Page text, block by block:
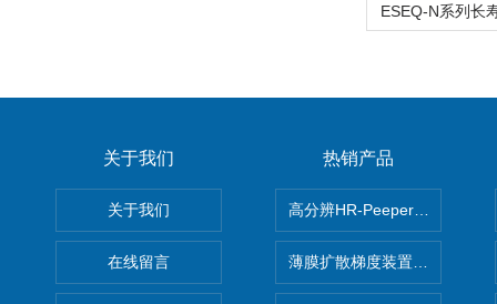
关于我们
关于我们
在线留言
热销产品
高分辨HR-Peeper采样器孔隙
薄膜扩散梯度装置 Agl DGT